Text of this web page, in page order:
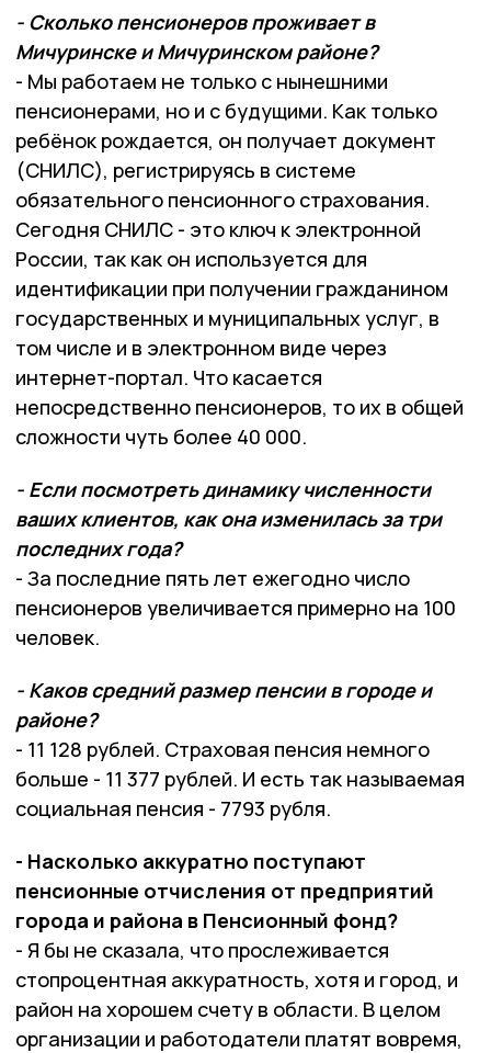
- Сколько пенсионеров проживает в
Мичуринске и Мичуринском районе?
- Мы работаем не только с нынешними
пенсионерами, но и с будущими. Как только
ребёнок рождается, он получает документ
(СНИЛС), регистрируясь в системе
обязательного пенсионного страхования.
Сегодня СНИЛС - это ключ к электронной
России, так как он используется для
идентификации при получении гражданином
государственных и муниципальных услуг, в
том числе и в электронном виде через
интернет-портал. Что касается
непосредственно пенсионеров, то их в общей
сложности чуть более 40 000.
- Если посмотреть динамику численности
ваших клиентов, как она изменилась за три
последних года?
- За последние пять лет ежегодно число
пенсионеров увеличивается примерно на 100
человек.
- Каков средний размер пенсии в городе и
районе?
- 11 128 рублей. Страховая пенсия немного
больше - 11 377 рублей. И есть так называемая
социальная пенсия - 7793 рубля.
- Насколько аккуратно поступают
пенсионные отчисления от предприятий
города и района в Пенсионный фонд?
- Я бы не сказала, что прослеживается
стопроцентная аккуратность, хотя и город, и
район на хорошем счету в области. В целом
организации и работодатели платят вовремя,